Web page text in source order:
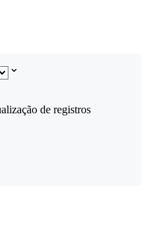
de registros